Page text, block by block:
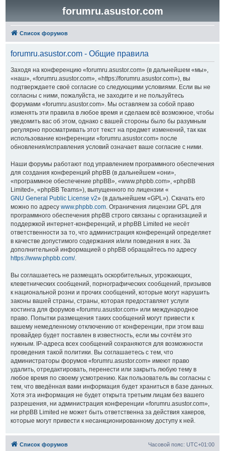
forumru.asustor.com
Список форумов
forumru.asustor.com - Общие правила
Заходя на конференцию «forumru.asustor.com» (в дальнейшем «мы»,
«наш», «forumru.asustor.com», «https://forumru.asustor.com»), вы
подтверждаете своё согласие со следующими условиями. Если вы не
согласны с ними, пожалуйста, не заходите и не пользуйтесь
форумами «forumru.asustor.com». Мы оставляем за собой право
изменять эти правила в любое время и сделаем всё возможное, чтобы
уведомить вас об этом, однако с вашей стороны было бы разумным
регулярно просматривать этот текст на предмет изменений, так как
использование конференции «forumru.asustor.com» после
обновления/исправления условий означает ваше согласие с ними.
Наши форумы работают под управлением программного обеспечения
для создания конференций phpBB (в дальнейшем «они»,
«программное обеспечение phpBB», «www.phpbb.com», «phpBB
Limited», «phpBB Teams»), выпущенного по лицензии «
GNU General Public License v2» (в дальнейшем «GPL»). Скачать его
можно по адресу www.phpbb.com. Ограничения лицензии GPL для
программного обеспечения phpBB строго связаны с организацией и
поддержкой интернет-конференций, и phpBB Limited не несёт
ответственности за то, что администрация конференций определяет
в качестве допустимого содержания и/или поведения в них. За
дополнительной информацией о phpBB обращайтесь по адресу
https://www.phpbb.com/.
Вы соглашаетесь не размещать оскорбительных, угрожающих,
клеветнических сообщений, порнографических сообщений, призывов
к национальной розни и прочих сообщений, которые могут нарушить
законы вашей страны, страны, которая предоставляет услуги
хостинга для форумов «forumru.asustor.com» или международное
право. Попытки размещения таких сообщений могут привести к
вашему немедленному отключению от конференции, при этом ваш
провайдер будет поставлен в известность, если мы сочтём это
нужным. IP-адреса всех сообщений сохраняются для возможности
проведения такой политики. Вы соглашаетесь с тем, что
администраторы форумов «forumru.asustor.com» имеют право
удалить, отредактировать, перенести или закрыть любую тему в
любое время по своему усмотрению. Как пользователь вы согласны с
тем, что введённая вами информация будет храниться в базе данных.
Хотя эта информация не будет открыта третьим лицам без вашего
разрешения, ни администрация конференции «forumru.asustor.com»,
ни phpBB Limited не может быть ответственна за действия хакеров,
которые могут привести к несанкционированному доступу к ней.
Список форумов Часовой пояс: UTC+01:00